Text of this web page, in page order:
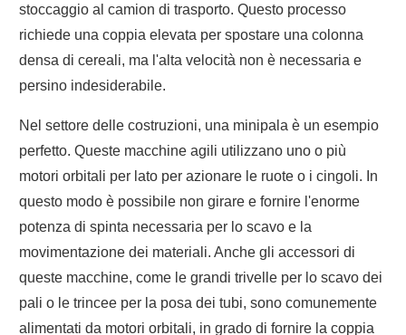
stoccaggio al camion di trasporto. Questo processo
richiede una coppia elevata per spostare una colonna
densa di cereali, ma l'alta velocità non è necessaria e
persino indesiderabile.
Nel settore delle costruzioni, una minipala è un esempio
perfetto. Queste macchine agili utilizzano uno o più
motori orbitali per lato per azionare le ruote o i cingoli. In
questo modo è possibile non girare e fornire l'enorme
potenza di spinta necessaria per lo scavo e la
movimentazione dei materiali. Anche gli accessori di
queste macchine, come le grandi trivelle per lo scavo dei
pali o le trincee per la posa dei tubi, sono comunemente
alimentati da motori orbitali, in grado di fornire la coppia